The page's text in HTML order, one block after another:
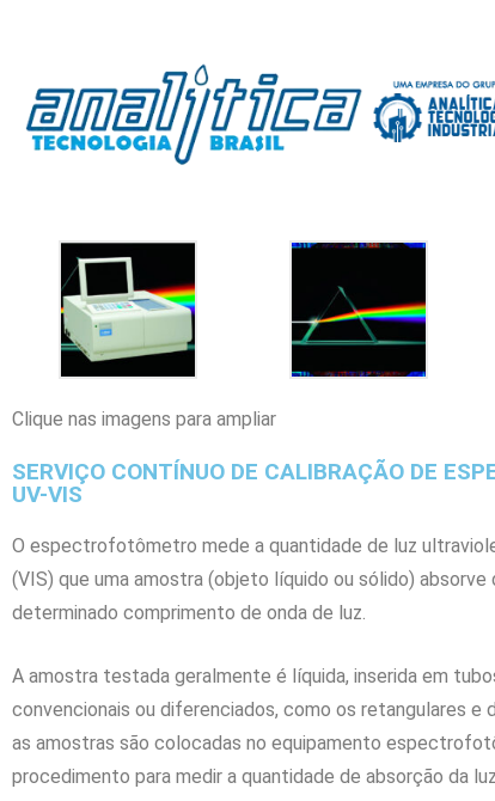
Clique nas imagens para ampliar
SERVIÇO CONTÍNUO DE CALIBRAÇÃO DE
UV-VIS
O espectrofotômetro mede a quantidade de luz
(VIS) que uma amostra (objeto líquido ou sólido) absorve
determinado comprimento de onda de luz.
A amostra testada geralmente é líquida, inserida em
convencionais ou diferenciados, como os retangulares e
as amostras são colocadas no equipamento
procedimento para medir a quantidade de absorção da luz.